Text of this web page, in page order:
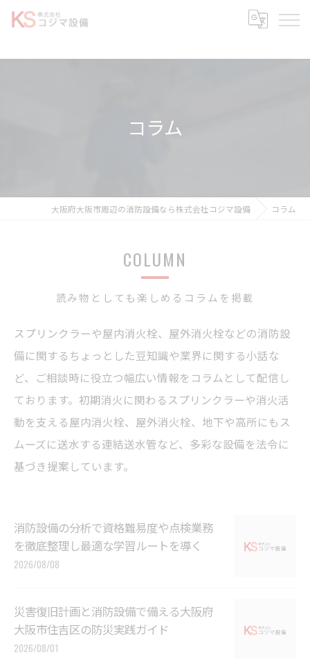
コラム
大阪府大阪市周辺の消防設備なら株式会社コジマ設備 コラム
COLUMN
読み物としても楽しめるコラムを掲載
スプリンクラーや屋内消火栓、屋外消火栓などの消防設
備に関するちょっとした豆知識や業界に関する小話な
ど、ご相談時に役立つ幅広い情報をコラムとして配信し
ております。初期消火に関わるスプリンクラーや消火活
動を支える屋内消火栓、屋外消火栓、地下や高所にもス
ムーズに送水する連結送水管など、多彩な設備を法令に
基づき提案しています。
消防設備の分析で資格難易度や点検業務
を徹底整理し最適な学習ルートを導く
2026/08/08
災害復旧計画と消防設備で備える大阪府
大阪市住吉区の防災実践ガイド
2026/08/01